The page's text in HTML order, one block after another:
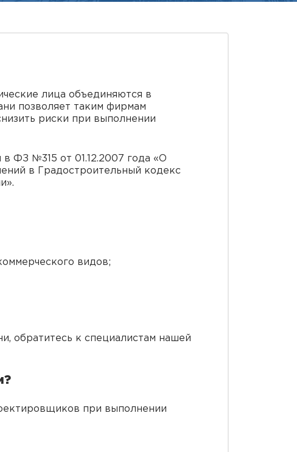
лица объединяются в
позволяет таким фирмам
риски при выполнении
ФЗ №315 от 01.12.2007 года «О
в Градостроительный кодекс
видов;
обратитесь к специалистам нашей
при выполнении